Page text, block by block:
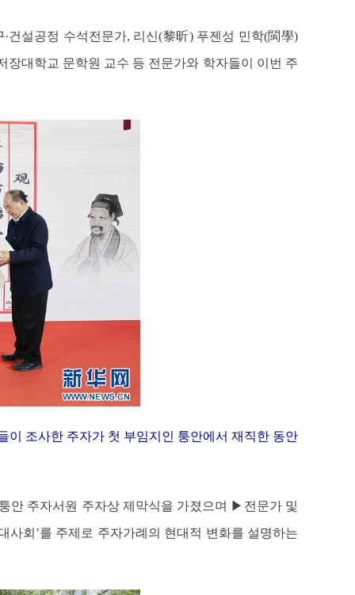
건설공정 수석전문가, 리신(黎昕) 푸젠성 민학(閩學)
대학교 문학원 교수 등 전문가와 학자들이 이번 주
이 조사한 주자가 첫 부임지인 퉁안에서 재직한 동안
안 주자서원 주자상 제막식을 가졌으며 ▶전문가 및
회’를 주제로 주자가례의 현대적 변화를 설명하는